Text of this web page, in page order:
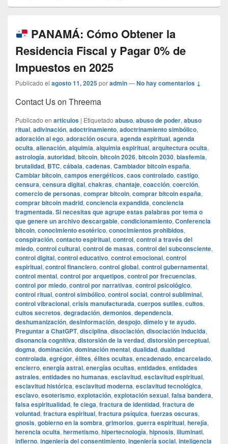
PANAMÁ: Cómo Obtener la
Residencia Fiscal y Pagar 0% de
Impuestos en 2025
Publicado el agosto 11, 2025poradmin—No hay comentarios ↓
Contact Us on Threema
Publicado en articulos | Etiquetado abuso, abuso de poder, abuso
ritual, adivinación, adoctrinamiento, adoctrinamiento simbólico,
adoración al ego, adoración oscura, agenda espiritual, agenda
oculta, alienación, alquimia, alquimia espiritual, arquitectura oculta,
astrología, autoridad, bitcoin, bitcoin 2026, bitcoin 2030, blasfemia,
brutalidad, BTC, cábala, cadenas, Cambiador bitcoin españa,
Cambiar bitcoin, campos energéticos, caos controlado, castigo,
censura, censura digital, chakras, chantaje, coacción, coerción,
comercio de personas, comprar bitcoin, comprar bitcoin españa,
comprar bitcoin madrid, conciencia expandida, conciencia
fragmentada. Si necesitas que agrupe estas palabras por tema o
que genere un archivo descargable, condicionamiento, Conferencia
bitcoin, conocimiento esotérico, conocimientos prohibidos,
conspiración, contacto espiritual, control, control a través del
miedo, control cultural, control de masas, control del subconsciente,
control digital, control educativo, control emocional, control
espiritual, control financiero, control global, control gubernamental,
control mental, control por arquetipos, control por frecuencias,
control por miedo, control por narrativas, control psicológico,
control ritual, control simbólico, control social, control subliminal,
control vibracional, crisis manufacturada, cuerpos sutiles, cultos,
cultos secretos, degradación, demonios, dependencia,
deshumanización, desinformación, despojo, dímelo y te ayudo.
Preguntar a ChatGPT, disciplina, disociación, disociación inducida,
disonancia cognitiva, distorsión de la verdad, distorsión perceptual,
dogma, dominación, dominación mental, dualidad, dualidad
controlada, egrégor, élites, élites ocultas, encadenado, encarcelado,
encierro, energía astral, energías ocultas, entidades, entidades
astrales, entidades no humanas, esclavitud, esclavitud espiritual,
esclavitud histórica, esclavitud moderna, esclavitud tecnológica,
esclavo, esoterismo, explotación, explotación sexual, falsa bandera,
falsa espiritualidad, fe ciega, fractura de identidad, fractura de
voluntad, fractura espiritual, fractura psíquica, fuerzas oscuras,
gnosis, gobierno en la sombra, grimorios, guerra espiritual, herejía,
herencia oculta, hermetismo, hipertecnología, hipnosis, illuminati,
infierno, ingeniería del consentimiento, ingeniería social, inteligencia